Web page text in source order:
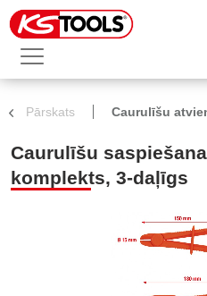
Pārskats Caurulīšu
Caurulīšu
komplekts, 3-daļīgs